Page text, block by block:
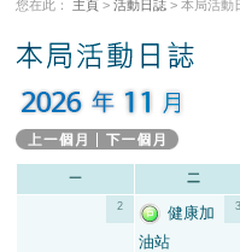
您在此： 主頁 > 活動日誌 > 本局活動
2 3
健康加
油站